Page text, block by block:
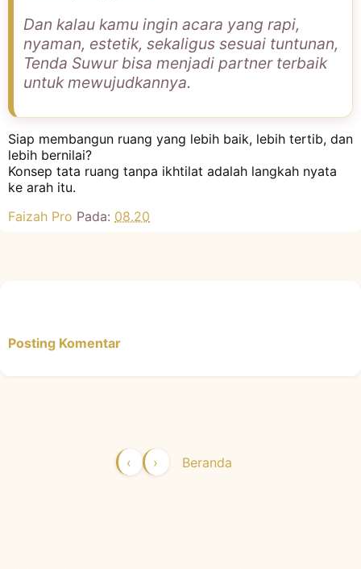
Dan kalau kamu ingin acara yang rapi,
nyaman, estetik, sekaligus sesuai tuntunan,
Tenda Suwur bisa menjadi partner terbaik
untuk mewujudkannya.
Siap membangun ruang yang lebih baik, lebih tertib, dan
lebih bernilai?
Konsep tata ruang tanpa ikhtilat adalah langkah nyata
ke arah itu.
Faizah Pro Pada: 08.20
Posting Komentar
‹ › Beranda